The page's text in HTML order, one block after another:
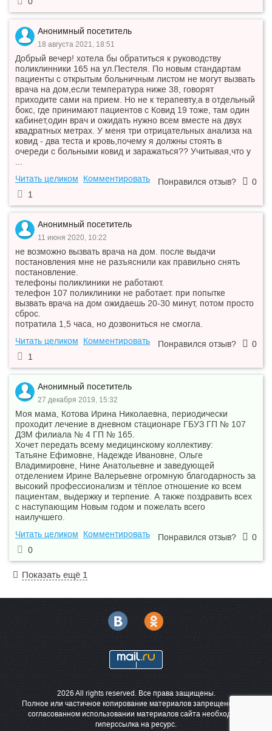
Анонимный посетитель
18 августа 2021, 18:51
Добрый вечер! хотела бы обратиться к руководству
поликлинники 165 на ул.Пестеля. По новым стандартам
пациенты с открытым больничным листом не могут вызвать
врача на дом,если температура ниже 38, говорят
приходите сами на прием. Но не к терапевту,а в отдельный
бокс, где принимают пациентов с Ковид 19 тоже, там один
кабинет,один врач и ожидать нужно всем вместе на двух
квадратных метрах. У меня три отрицательных анализа на
ковид - два теста и кровь,почему я должны стоять в
очереди с больными ковид и заражаться?? Учитывая,что у
Читать целиком
Комментировать Понравился отзыв?
0
1
Анонимный посетитель
11 июня 2020, 10:22
не возможно вызвать врача на дом. после выдачи
постановления мне не разъяснили как правильно снять
постановление.
телефоны поликлиники не работают.
телефон 107 поликлиники не работает. при попытке
вызвать врача на дом ожидаешь 20-30 минут, потом просто
сброс.
потратила 1,5 часа, но дозвониться не смогла.
Читать целиком
Комментировать Понравился отзыв?
0
1
Анонимный посетитель
27 декабря 2019, 15:32
Моя мама, Котова Ирина Николаевна, периодически
проходит лечение в дневном стационаре ГБУЗ ГП № 107
ДЗМ филиала № 4 ГП № 165.
Хочет передать всему медицинскому коллективу:
Татьяне Ефимовне, Надежде Ивановне, Ольге
Владимировне, Нине Анатольевне и заведующей
отделением Ирине Валерьевне огромную благодарность за
высокий профессионализм и тёплое отношение ко всем
пациентам, выдержку и терпение. А также поздравить всех
с наступающим Новым годом и пожелать всего
наилучшего.
Читать целиком
Комментировать Понравился отзыв?
0
0
Показать ещё 1
2026 All rights reserved. Все права защищены.
Полное или частичное копирование материалов запрещено. При
согласованном использовании материалов сайта необходима
гиперссылка на ресурс.